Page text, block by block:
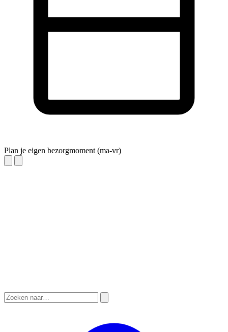
Plan je eigen bezorgmoment (ma-vr)